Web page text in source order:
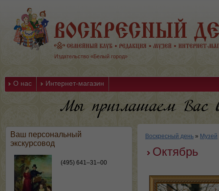
Издательство «Белый город»
О нас Интернет-магазин
Ваш персональный
экскурсовод
(495) 641–31–00
Воскресный день » Музей
Октябрь